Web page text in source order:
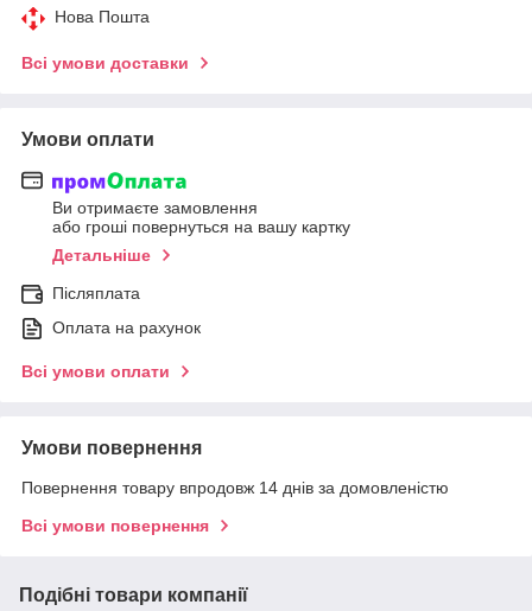
Нова Пошта
Всі умови доставки
Умови оплати
Ви отримаєте замовлення
або гроші повернуться на вашу картку
Детальніше
Післяплата
Оплата на рахунок
Всі умови оплати
Умови повернення
Повернення товару впродовж 14 днів за домовленістю
Всі умови повернення
Подібні товари компанії